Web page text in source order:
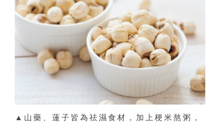
▲山藥、蓮子皆為祛濕食材，加上梗米熬粥，